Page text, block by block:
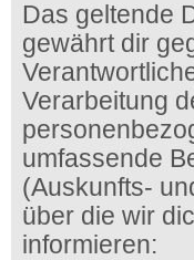
Das geltende
gewährt dir
Verarbeitung
umfassende
(Auskunfts-
über die wir
informieren: